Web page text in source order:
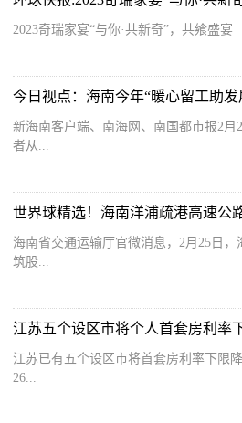
2023奇瑞家宴“与你·共新奇”，共飨盛宴
新海南客户端、南海网、南国都市报2月
者从...
海南省交通运输厅官微消息，2月25日
筑股...
江苏五个设区市将个人首套房利率
江苏已有五个设区市将首套房利率下限
26...